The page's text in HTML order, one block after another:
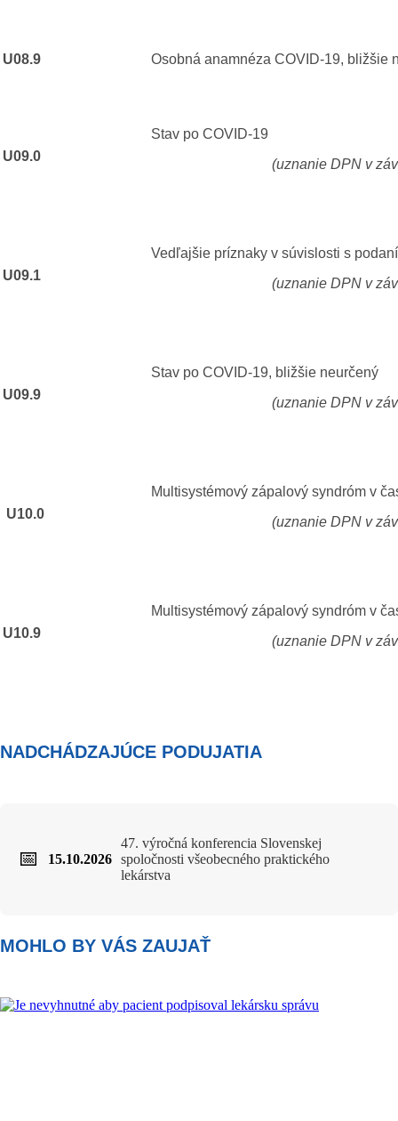
U08.9 Osobná anamnéza COVID-19,
U09.0
Stav po COVID-19
(uznanie DPN v závislosti od
U09.1
Vedľajšie príznaky v súvislosti s
(uznanie DPN v závislosti od
U09.9
Stav po COVID-19, bližšie neurčený
(uznanie DPN v závislosti od
U10.0
Multisystémový zápalový syndróm v
(uznanie DPN v závislosti od
U10.9
Multisystémový zápalový syndróm v
(uznanie DPN v závislosti od
NADCHÁDZAJÚCE PODUJATIA
📅 15.10.2026
47. výročná konferencia Slovenskej
spoločnosti všeobecného praktického
lekárstva
MOHLO BY VÁS ZAUJAŤ